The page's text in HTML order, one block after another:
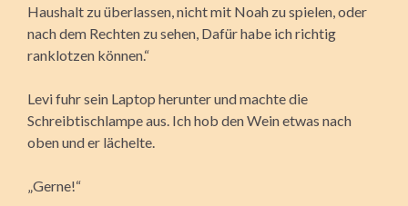
Haushalt zu überlassen, nicht mit Noah zu spielen, oder
nach dem Rechten zu sehen, Dafür habe ich richtig
ranklotzen können.“
Levi fuhr sein Laptop herunter und machte die
Schreibtischlampe aus. Ich hob den Wein etwas nach
oben und er lächelte.
„Gerne!“